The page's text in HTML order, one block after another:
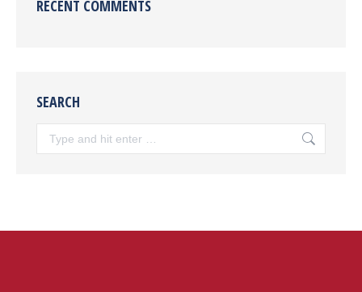
RECENT COMMENTS
SEARCH